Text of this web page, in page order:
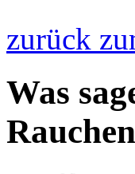
zurück
Was